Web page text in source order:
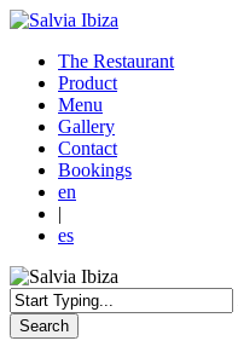
Skip
main
content
Menu
The Restaurant
Product
Menu
Gallery
Contact
Bookings
en
|
es
Search